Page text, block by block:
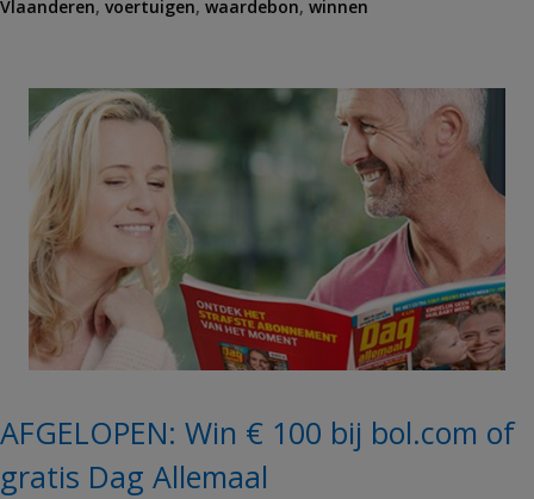
g
Vlaanderen, voertuigen, waardebon, winnen
AFGELOPEN: Win € 100 bij bol.com of
gratis Dag Allemaal